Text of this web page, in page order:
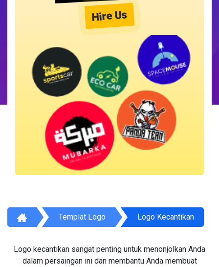
Hire Us
Templat Logo Logo Kecantikan
Logo kecantikan sangat penting untuk menonjolkan Anda
dalam persaingan ini dan membantu Anda membuat